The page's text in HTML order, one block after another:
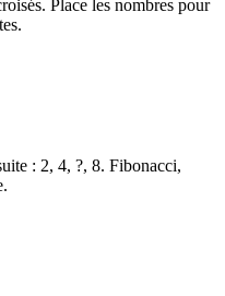
Place les nombres pour
: 2, 4, ?, 8. Fibonacci,